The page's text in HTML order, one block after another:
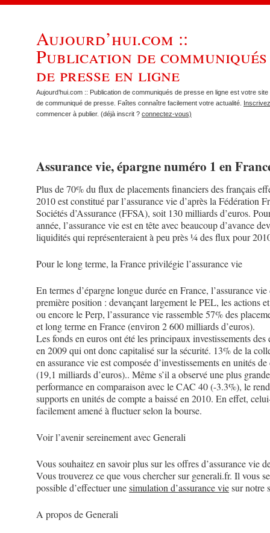
Aujourd’hui.com ::
Publication de communiqués
de presse en ligne
Aujourd’hui.com :: Publication de communiqués de presse en ligne est votre site
de communiqué de presse. Faîtes connaître facilement votre actualité.
commencer à publier. (déjà inscrit ? connectez-vous)
Assurance vie, épargne numéro 1 en
Plus de 70% du flux de placements financiers des français
2010 est constitué par l’assurance vie d’après la Fédération
Sociétés d’Assurance (FFSA), soit 130 milliards d’euros.
année, l’assurance vie est en tête avec beaucoup d’avance
liquidités qui représenteraient à peu près ¼ des flux pour
Pour le long terme, la France privilégie l’assurance vie
En termes d’épargne longue durée en France, l’assurance
première position : devançant largement le PEL, les actions
ou encore le Perp, l’assurance vie rassemble 57% des
et long terme en France (environ 2 600 milliards d’euros).
Les fonds en euros ont été les principaux investissements des
en 2009 qui ont donc capitalisé sur la sécurité. 13% de la
en assurance vie est composée d’investissements en unités
(19,1 milliards d’euros).. Même s’il a observé une plus grande
performance en comparaison avec le CAC 40 (-3.3%), le
supports en unités de compte a baissé en 2010. En effet,
facilement amené à fluctuer selon la bourse.
Voir l’avenir sereinement avec Generali
Vous souhaitez en savoir plus sur les offres d’assurance vie
Vous trouverez ce que vous chercher sur generali.fr. Il vous
possible d’effectuer unesimulation d’assurance viesur notre
A propos de Generali